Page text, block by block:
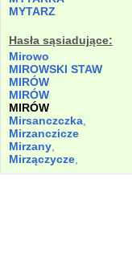
MYTARZ
Hasła sąsiadujące:
Mirowo
MIROWSKI STAW
MIRÓW
MIRÓW
MIRÓW
Mirsanczczka,
Mirzanczicze
Mirzany,
Mirzączycze,